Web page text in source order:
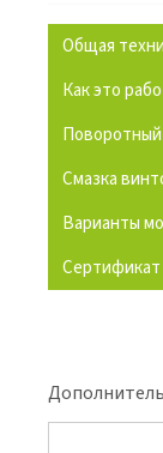
Общая
Как это
Смазка
Варианты
Сертификат